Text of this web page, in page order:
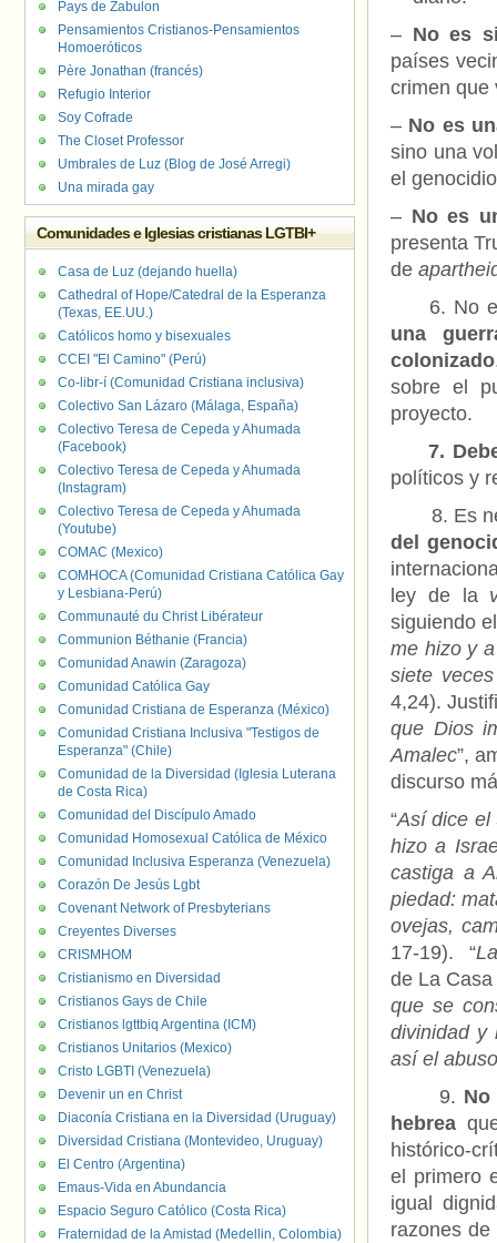
– No es
países
crimen que
– No es
sino una
el
– No es
presenta
de
6. No
una
colonizado
sobre el
proyecto.
7. Debe
políticos y
8. Es
del
ley de la
siguiendo
me hizo y
siete
4,24).
que Dios
Amalec”,
discurso
“Así dice el
hizo a
castiga a
piedad:
ovejas,
17-19). “
de La
que se
divinidad y
así el
9.
hebrea
histórico-
el primero
igual
razones
Pays de Zabulon
Pensamientos Cristianos-Pensamientos
Homoeróticos
Père Jonathan (francés)
Refugio Interior
Soy Cofrade
The Closet Professor
Umbrales de Luz (Blog de José Arregi)
Una mirada gay
Comunidades e Iglesias cristianas LGTBI+
Casa de Luz (dejando huella)
Cathedral of Hope/Catedral de la Esperanza
(Texas, EE.UU.)
Católicos homo y bisexuales
CCEI "El Camino" (Perú)
Co-libr-í (Comunidad Cristiana inclusiva)
Colectivo San Lázaro (Málaga, España)
Colectivo Teresa de Cepeda y Ahumada
(Facebook)
Colectivo Teresa de Cepeda y Ahumada
(Instagram)
Colectivo Teresa de Cepeda y Ahumada
(Youtube)
COMAC (Mexico)
COMHOCA (Comunidad Cristiana Católica Gay
y Lesbiana-Perú)
Communauté du Christ Libérateur
Communion Béthanie (Francia)
Comunidad Anawin (Zaragoza)
Comunidad Católica Gay
Comunidad Cristiana de Esperanza (México)
Comunidad Cristiana Inclusiva "Testigos de
Esperanza" (Chile)
Comunidad de la Diversidad (Iglesia Luterana
de Costa Rica)
Comunidad del Discípulo Amado
Comunidad Homosexual Católica de México
Comunidad Inclusiva Esperanza (Venezuela)
Corazón De Jesús Lgbt
Covenant Network of Presbyterians
Creyentes Diverses
CRISMHOM
Cristianismo en Diversidad
Cristianos Gays de Chile
Cristianos lgttbiq Argentina (ICM)
Cristianos Unitarios (Mexico)
Cristo LGBTI (Venezuela)
Devenir un en Christ
Diaconía Cristiana en la Diversidad (Uruguay)
Diversidad Cristiana (Montevideo, Uruguay)
El Centro (Argentina)
Emaus-Vida en Abundancia
Espacio Seguro Católico (Costa Rica)
Fraternidad de la Amistad (Medellin, Colombia)